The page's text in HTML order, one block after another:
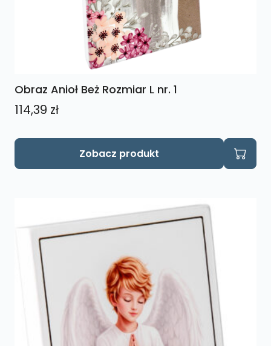
Obraz Anioł Beż Rozmiar L nr. 1
114,39 zł
Zobacz produkt